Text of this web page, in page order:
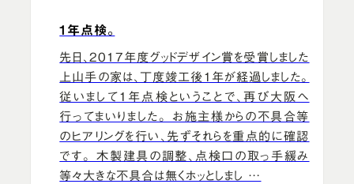
1年点検。
先日、2017年度グッドデザイン賞を受賞しました
上山手の家は、丁度竣工後１年が経過しました。
従いまして１年点検ということで、再び大阪へ
行ってまいりました。 お施主様からの不具合等
のヒアリングを行い、先ずそれらを重点的に確認
です。 木製建具の調整、点検口の取っ手緩み
等々大きな不具合は無くホッとしまし …